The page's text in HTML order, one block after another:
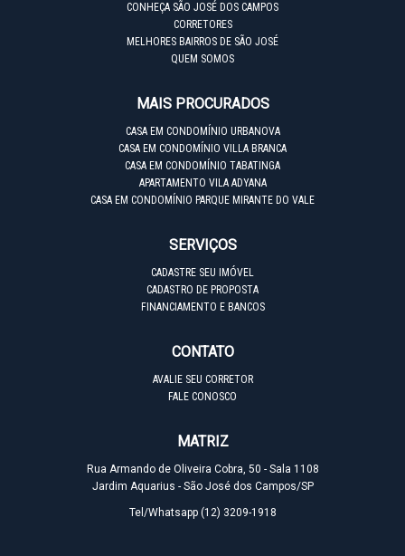
CONHEÇA SÃO JOSÉ DOS CAMPOS
CORRETORES
MELHORES BAIRROS DE SÃO JOSÉ
QUEM SOMOS
MAIS PROCURADOS
CASA EM CONDOMÍNIO URBANOVA
CASA EM CONDOMÍNIO VILLA BRANCA
CASA EM CONDOMÍNIO TABATINGA
APARTAMENTO VILA ADYANA
CASA EM CONDOMÍNIO PARQUE MIRANTE DO VALE
SERVIÇOS
CADASTRE SEU IMÓVEL
CADASTRO DE PROPOSTA
FINANCIAMENTO E BANCOS
CONTATO
AVALIE SEU CORRETOR
FALE CONOSCO
MATRIZ
Rua Armando de Oliveira Cobra, 50 - Sala 1108
Jardim Aquarius - São José dos Campos/SP
Tel/Whatsapp (12) 3209-1918